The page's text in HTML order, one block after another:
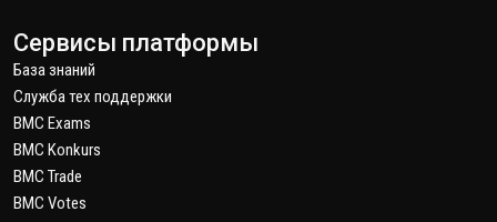
Сервисы платформы
База знаний
Служба тех поддержки
BMC Exams
BMC Konkurs
BMC Trade
BMC Votes